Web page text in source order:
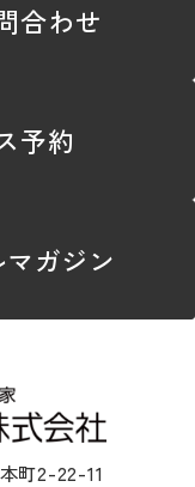
合わせ
予約
ガジン
町2-22-11